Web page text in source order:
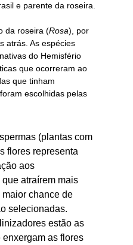
e parente da roseira.
da roseira (Rosa), por
atrás. As espécies
do Hemisfério
que ocorreram ao
que tinham
escolhidas pelas
(plantas com
flores representa
aos
atraírem mais
chance de
selecionadas.
estão as
as flores